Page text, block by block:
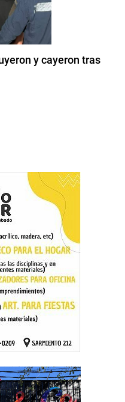
y cayeron tras